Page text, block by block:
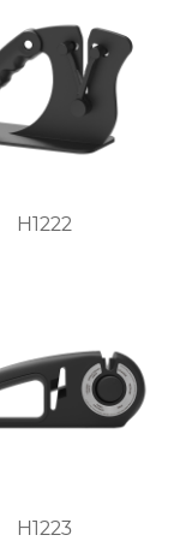
H1222
H1223